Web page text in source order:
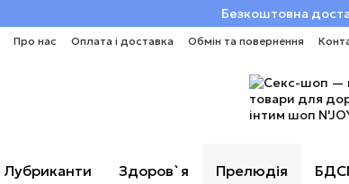
Безкоштовна
Про нас Оплата і доставка Обмін та повернення
Лубриканти Здоров`я Прелюдія